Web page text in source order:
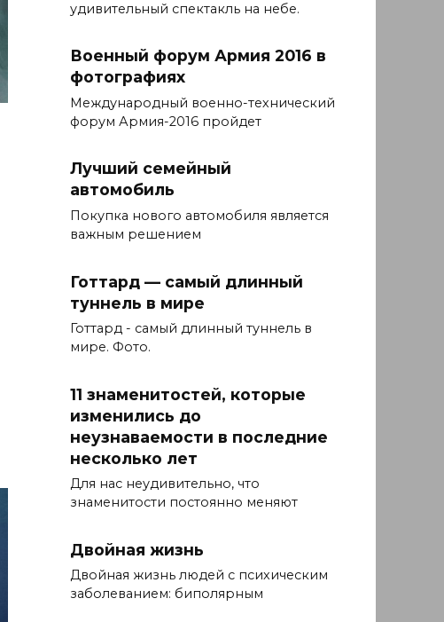
удивительный спектакль на небе.
Военный форум Армия 2016 в
фотографиях
Международный военно-технический
форум Армия-2016 пройдет
Лучший семейный
автомобиль
Покупка нового автомобиля является
важным решением
Готтард — самый длинный
туннель в мире
Готтард - самый длинный туннель в
мире. Фото.
11 знаменитостей, которые
изменились до
неузнаваемости в последние
несколько лет
Для нас неудивительно, что
знаменитости постоянно меняют
Двойная жизнь
Двойная жизнь людей с психическим
заболеванием: биполярным